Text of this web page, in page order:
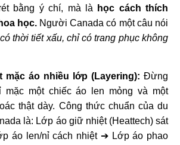
bằng ý chí, mà là
học cách thích
học.Người Canada có một câu nói
thời tiết xấu, chỉ có trang phục không
mặc áo nhiều lớp (Layering): Đừng
mặc một chiếc áo len mỏng và một
thật dày. Công thức chuẩn của du
là: Lớp áo giữ nhiệt (Heattech) sát
áo len/nỉ cách nhiệt ➔ Lớp áo phao